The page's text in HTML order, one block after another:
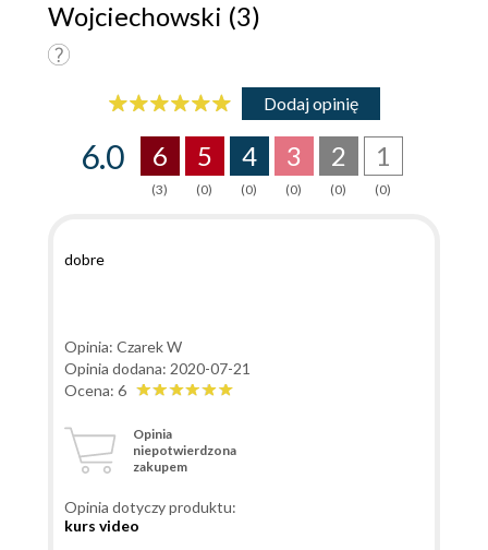
Wojciechowski (3)
Dodaj opinię
6.0 6
(3)
5
(0)
4
(0)
3
(0)
2
(0)
1
(0)
dobre
Opinia: Czarek W
Opinia dodana: 2020-07-21
Ocena: 6
Opinia
niepotwierdzona
zakupem
Opinia dotyczy produktu:
kurs video